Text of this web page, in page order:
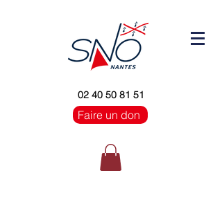
02 40 50 81 51
Faire un don